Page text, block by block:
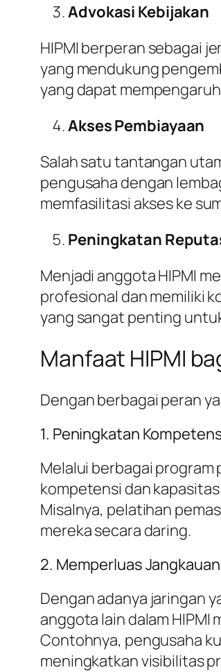
Advokasi Kebijakan
HIPMI berperan sebagai
yang mendukung
yang dapat
Akses Pembiayaan
Salah satu tantangan
pengusaha dengan
memfasilitasi akses ke
Peningkatan
Menjadi anggota HIPMI
profesional dan memiliki
yang sangat penting
Manfaat HIPMI
Dengan berbagai peran
1. Peningkatan
Melalui berbagai
kompetensi dan
Misalnya, pelatihan
mereka secara daring.
2. Memperluas
Dengan adanya jaringan
anggota lain dalam
Contohnya, pengusaha
meningkatkan visibilitas